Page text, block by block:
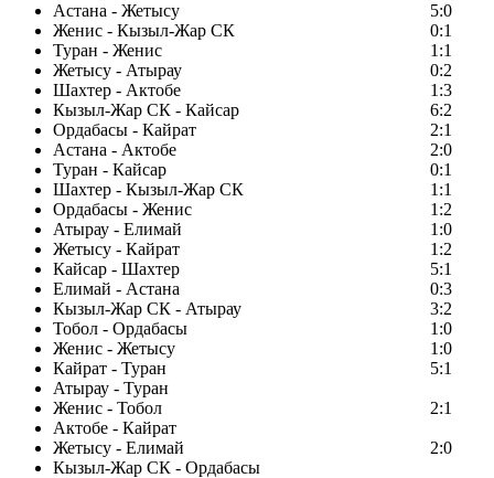
Астана - Жетысу
5:0
Женис - Кызыл-Жар СК
0:1
Туран - Женис
1:1
Жетысу - Атырау
0:2
Шахтер - Актобе
1:3
Кызыл-Жар СК - Кайсар
6:2
Ордабасы - Кайрат
2:1
Астана - Актобе
2:0
Туран - Кайсар
0:1
Шахтер - Кызыл-Жар СК
1:1
Ордабасы - Женис
1:2
Атырау - Елимай
1:0
Жетысу - Кайрат
1:2
Кайсар - Шахтер
5:1
Елимай - Астана
0:3
Кызыл-Жар СК - Атырау
3:2
Тобол - Ордабасы
1:0
Женис - Жетысу
1:0
Кайрат - Туран
5:1
Атырау - Туран
Женис - Тобол
2:1
Актобе - Кайрат
Жетысу - Елимай
2:0
Кызыл-Жар СК - Ордабасы